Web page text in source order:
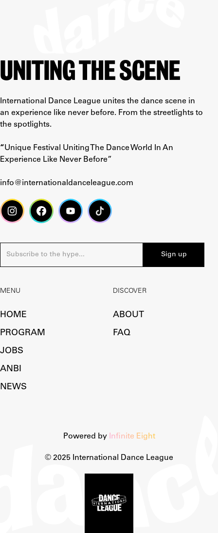
UNITING THE SCENE
International Dance League unites the dance scene in
an experience like never before. From the streetlights to
the spotlights.
“Unique Festival Uniting The Dance World In An
Experience Like Never Before”
info@internationaldanceleague.com
MENU
HOME
PROGRAM
JOBS
ANBI
NEWS
DISCOVER
ABOUT
FAQ
© 2025 International Dance League
Powered by Infinite Eight